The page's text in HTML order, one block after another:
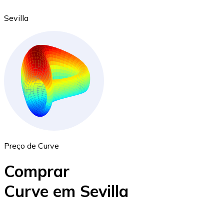
Ethereum
ETH
Sevilla
Preço de Curve
Comprar
Curve em Sevilla